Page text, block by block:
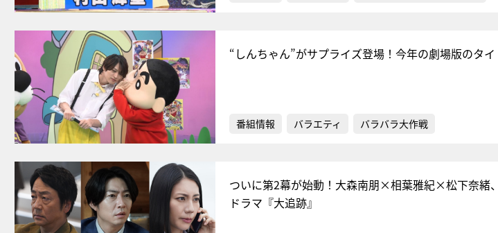
“しんちゃん”がサプライズ登場！今年の劇場版のタ
番組情報 バラエティ バラバラ大作戦
ついに第2幕が始動！大森南朋×相葉雅紀×松下奈緒
ドラマ『大追跡』